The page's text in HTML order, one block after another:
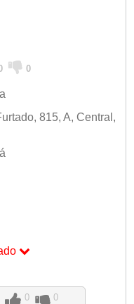
0
815, A, Central,
0 0